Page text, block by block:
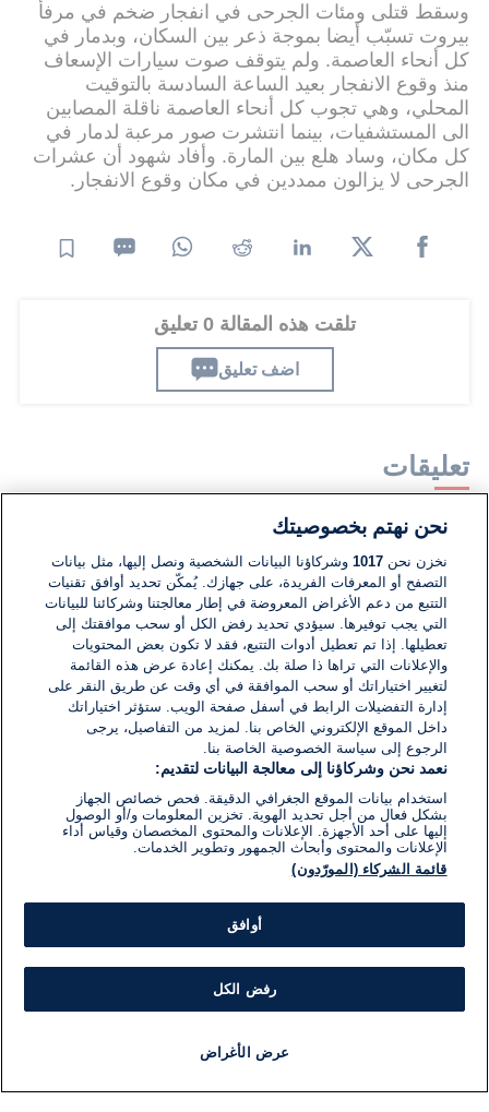
وسقط قتلى ومئات الجرحى في انفجار ضخم في مرفأ
بيروت تسبّب أيضا بموجة ذعر بين السكان، وبدمار في
كل أنحاء العاصمة. ولم يتوقف صوت سيارات الإسعاف
منذ وقوع الانفجار بعيد الساعة السادسة بالتوقيت
المحلي، وهي تجوب كل أنحاء العاصمة ناقلة المصابين
الى المستشفيات، بينما انتشرت صور مرعبة لدمار في
كل مكان، وساد هلع بين المارة. وأفاد شهود أن عشرات
الجرحى لا يزالون ممددين في مكان وقوع الانفجار.
تلقت هذه المقالة 0 تعليق
اضف تعليق
تعليقات
لا توجد تعليقات مكتوبة حتى الآن. كن الأول!
اكتب تعليقًا جديدًا ...
نحن نهتم بخصوصيتك
نخزن نحن1017 وشركاؤنا البيانات الشخصية ونصل إليها، مثل بيانات
التصفح أو المعرفات الفريدة، على جهازك. يُمكّن تحديد أوافق تقنيات
التتبع من دعم الأغراض المعروضة في إطار معالجتنا وشركائنا للبيانات
التي يجب توفيرها. سيؤدي تحديد رفض الكل أو سحب موافقتك إلى
تعطيلها. إذا تم تعطيل أدوات التتبع، فقد لا تكون بعض المحتويات
والإعلانات التي تراها ذا صلة بك. يمكنك إعادة عرض هذه القائمة
لتغيير اختياراتك أو سحب الموافقة في أي وقت عن طريق النقر على
إدارة التفضيلات الرابط في أسفل صفحة الويب. ستؤثر اختياراتك
داخل الموقع الإلكتروني الخاص بنا. لمزيد من التفاصيل، يرجى
الرجوع إلى سياسة الخصوصية الخاصة بنا.
نعمد نحن وشركاؤنا إلى معالجة البيانات لتقديم:
استخدام بيانات الموقع الجغرافي الدقيقة. فحص خصائص الجهاز
بشكل فعال من أجل تحديد الهوية. تخزين المعلومات و/أو الوصول
إليها على أحد الأجهزة. الإعلانات والمحتوى المخصصان وقياس أداء
الإعلانات والمحتوى وأبحاث الجمهور وتطوير الخدمات.
قائمة الشركاء (المورّدون)
أوافق
رفض الكل
عرض الأغراض